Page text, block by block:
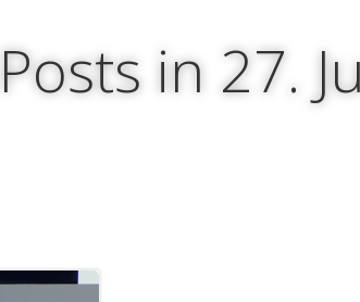
Posts in 27.